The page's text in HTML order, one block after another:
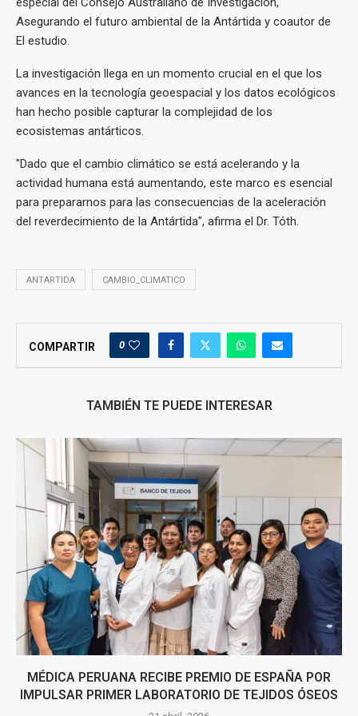
Asegurando el futuro ambiental de la Antártida y coautor de
El estudio.
La investigación llega en un momento crucial en el que los
avances en la tecnología geoespacial y los datos ecológicos
han hecho posible capturar la complejidad de los
ecosistemas antárticos.
"Dado que el cambio climático se está acelerando y la
actividad humana está aumentando, este marco es esencial
para prepararnos para las consecuencias de la aceleración
del reverdecimiento de la Antártida", afirma el Dr. Tóth.
ANTARTIDA CAMBIO_CLIMATICO
COMPARTIR 0
TAMBIÉN TE PUEDE INTERESAR
MÉDICA PERUANA RECIBE PREMIO DE ESPAÑA POR
IMPULSAR PRIMER LABORATORIO DE TEJIDOS ÓSEOS